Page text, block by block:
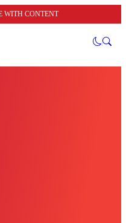
WITH CONTENT